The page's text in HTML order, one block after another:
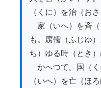
（くに）を治（おさ
家（いへ）を斉（
も。腐儒（ふじゆ
ち）ゆる時（とき）
かへつて。国（く
（いへ）を亡（ほ